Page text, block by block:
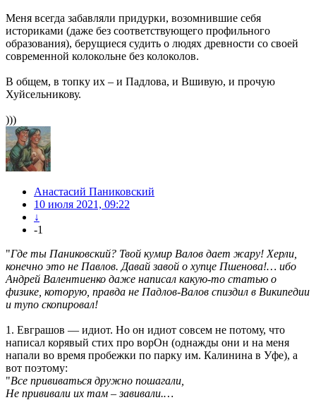
Меня всегда забавляли придурки, возомнившие себя
историками (даже без соответствующего профильного
образования), берущиеся судить о людях древности со своей
современной колокольне без колоколов.
В общем, в топку их – и Падлова, и Вшивую, и прочую
Хуйсельникову.
)))
Анастасий Паниковский
10 июля 2021, 09:22
↓
-1
"Где ты Паниковский? Твой кумир Валов дает жару! Херли,
конечно это не Павлов. Давай завой о хупце Пшенова!… ибо
Андрей Валентиенко даже написал какую-то статью о
физике, которую, правда не Падлов-Валов спиздил в Википедии
и тупо скопировал!
1. Евграшов — идиот. Но он идиот совсем не потому, что
написал корявый стих про ворОн (однажды они и на меня
напали во время пробежки по парку им. Калинина в Уфе), а
вот поэтому:
"Все прививаться дружно пошагали,
Не прививали их там – завивали.…